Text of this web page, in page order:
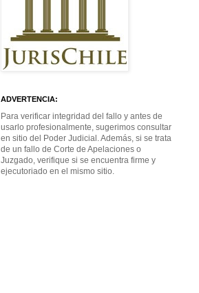
ADVERTENCIA:
Para verificar integridad del fallo y antes de
usarlo profesionalmente, sugerimos consultar
en sitio del Poder Judicial. Además, si se trata
de un fallo de Corte de Apelaciones o
Juzgado, verifique si se encuentra firme y
ejecutoriado en el mismo sitio.